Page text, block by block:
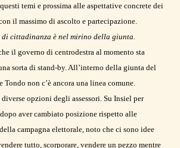
temi e prossima alle aspettative concrete dei
il massimo di ascolto e partecipazione.
cittadinanza è nel mirino della giunta.
il governo di centrodestra al momento sta
sorta di stand-by. All’interno della giunta del
Tondo non c’è ancora una linea comune.
diverse opzioni degli assessori. Su Insiel per
aver cambiato posizione rispetto alle
campagna elettorale, noto che ci sono idee
tutto, scorporare, vendere un pezzo mentre